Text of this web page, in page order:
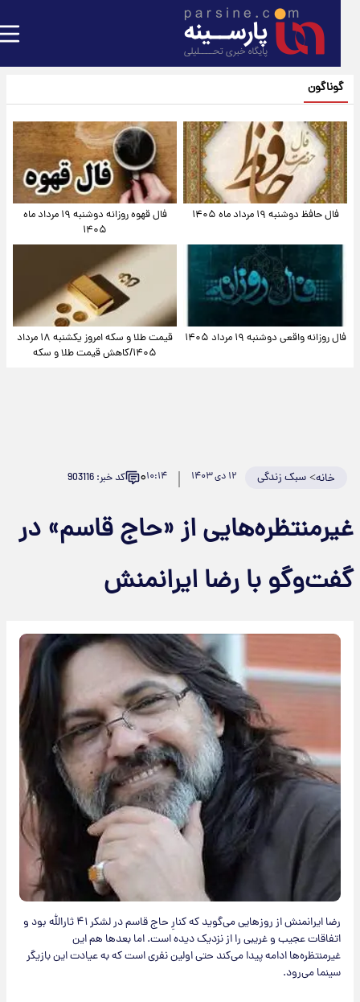
گوناگون
فال حافظ دوشنبه ۱۹ مرداد ماه ۱۴۰۵
فال قهوه روزانه دوشنبه ۱۹ مرداد ماه
۱۴۰۵
فال روزانه واقعی دوشنبه ۱۹ مرداد ۱۴۰۵
قیمت طلا و سکه امروز یکشنبه ۱۸ مرداد
۱۴۰۵/کاهش قیمت طلا و سکه
خانه>سبک زندگی ۱۰:۱۴۰ کد خبر: 903116
از «حاج قاسم» در
با رضا ایرانمنش
رضا ایرانمنش از روزهایی می‌گوید که کنارِ حاج قاسم در لشکر ۴۱ ثارالله بود و
اتفاقات عجیب و غریبی را از نزدیک دیده است. اما بعدها هم این
غیرمنتظره‌ها ادامه پیدا می‌کند حتی اولین نفری است که به عیادت این بازیگر
سینما می‌رود.